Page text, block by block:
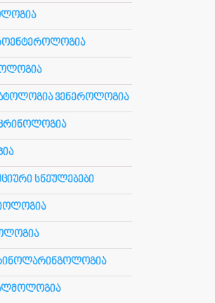
ვენეროლოგია
სნეულებები